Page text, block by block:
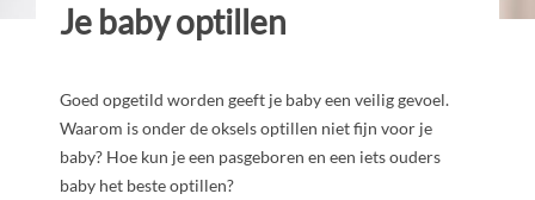
Je baby optillen
Goed opgetild worden geeft je baby een veilig gevoel.
Waarom is onder de oksels optillen niet fijn voor je
baby? Hoe kun je een pasgeboren en een iets ouders
baby het beste optillen?